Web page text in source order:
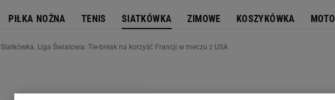
PIŁKA NOŻNA TENIS SIATKÓWKA ZIMOWE KOSZYKÓWKA MOTO
Siatkówka. Liga Światowa: Tie-break na korzyść Francji w meczu z USA